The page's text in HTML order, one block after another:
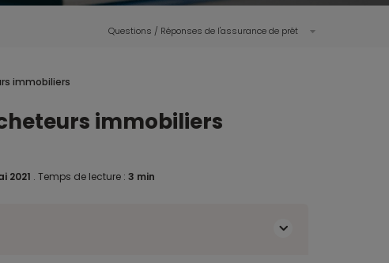
Questions / Réponses de l'assurance de prêt
immobiliers
immobiliers
2021 . Temps de lecture : 3 min